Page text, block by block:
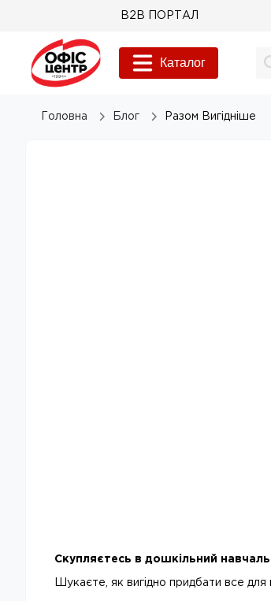
B2B ПОРТАЛ
Каталог
Головна Блог Разом Вигідніше
Скупляєтесь в дошкільний
Шукаєте, як вигідно придбати все для